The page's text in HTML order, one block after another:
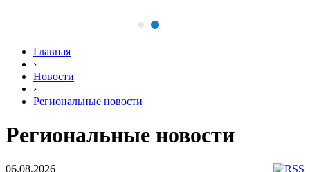
Главная
›
Новости
›
Региональные новости
Региональные новости
06.08.2026